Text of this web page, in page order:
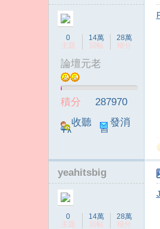
0
主題
14萬
回帖
28萬
積分
論壇元老
積分
287970
收聽
TA
發消
息
yeahitsbig
0
主題
14萬
回帖
28萬
積分